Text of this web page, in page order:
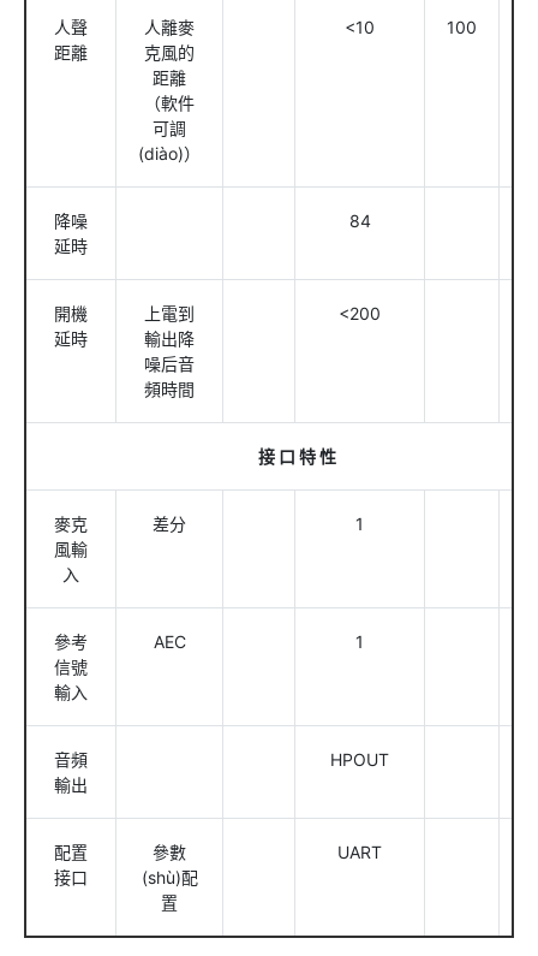
人聲
距離
人離麥
克風的
距離
（軟件
可調
(diào)）
<10 100
降噪
延時
84
開機
延時
上電到
輸出降
噪后音
頻時間
<200
接 口 特性
麥克
風輸
入
差分 1
參考
信號
輸入
AEC 1
音頻
輸出
HPOUT
配置
接口
參數
(shù)配
置
UART